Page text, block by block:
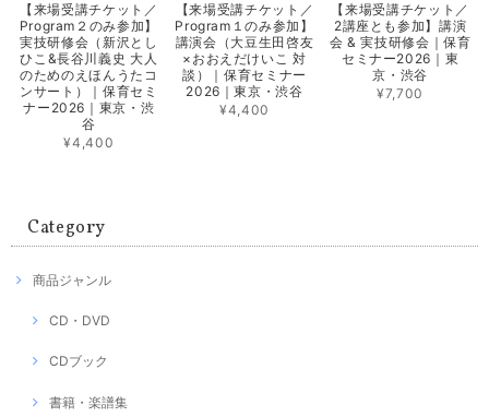
【来場受講チケット／
Program２のみ参加】
実技研修会（新沢とし
ひこ&長谷川義史 大人
のためのえほんうたコ
ンサート）｜保育セミ
ナー2026｜東京・渋
谷
¥4,400
【来場受講チケット／
Program１のみ参加】
講演会（大豆生田啓友
×おおえだけいこ 対
談）｜保育セミナー
2026｜東京・渋谷
¥4,400
【来場受講チケット／
2講座とも参加】講演
会 & 実技研修会｜保育
セミナー2026｜東
京・渋谷
¥7,700
Category
商品ジャンル
CD・DVD
CDブック
書籍・楽譜集